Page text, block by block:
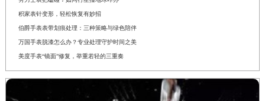
积家表针变形，轻松恢复有妙招
伯爵手表表带划痕处理：三种策略与绿色陪伴
万国手表脱漆怎么办？专业处理守护时间之美
美度手表“镜面”修复，举重若轻的三重奏